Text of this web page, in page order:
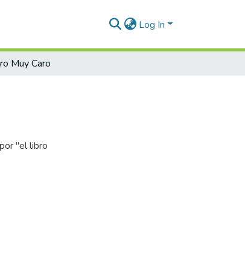
Log In
Muy Caro
"el libro